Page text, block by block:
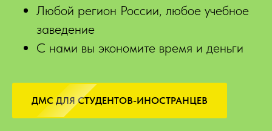
Любой регион России, любое учебное
заведение
С нами вы экономите время и деньги
ДМС ДЛЯ СТУДЕНТОВ-ИНОСТРАНЦЕВ